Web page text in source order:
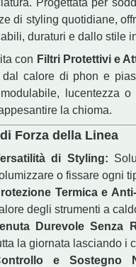
SENSUS
TABÙ
Creator 43, Pasta
di styling quotidiane,
duraturi e dallo stile
con Filtri Protettivi e
calore di phon e
lucentezza
la chioma.
Forza della Linea
di Styling:
o fissare ogni
Termica e
degli strumenti a
Durevole Senza
la giornata lasciando i
e Sostegno